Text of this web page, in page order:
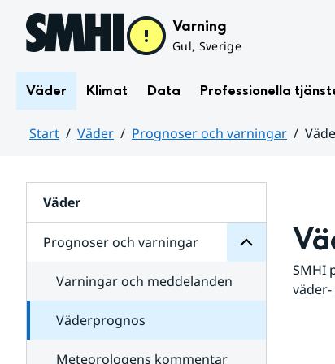
Hoppa till sidans innehåll Varning
Gul, Sverige
Väder Klimat Data Professionella
Start Väder Prognoser och varningar
Väder
Prognoser och varningar
för
varningar
Varningar och meddelanden
Väderprognos
Meteorologens kommentar
SMHI